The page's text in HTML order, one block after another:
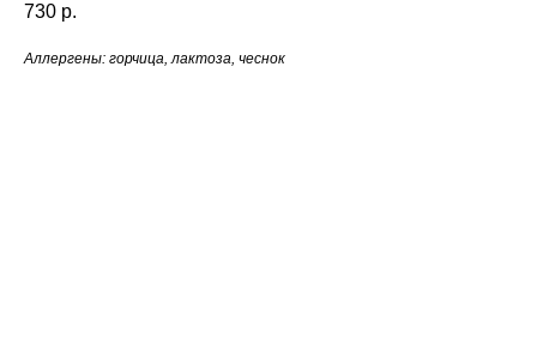
730 р.
Аллергены: горчица, лактоза, чеснок